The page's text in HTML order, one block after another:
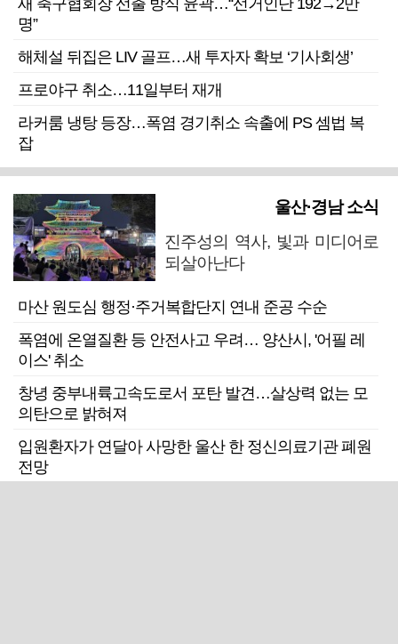
새 축구협회장 선출 방식 윤곽…“선거인단 192→2만
명”
해체설 뒤집은 LIV 골프…새 투자자 확보 ‘기사회생’
프로야구 취소…11일부터 재개
라커룸 냉탕 등장…폭염 경기취소 속출에 PS 셈법 복
잡
울산·경남 소식
진주성의 역사, 빛과 미디어로
되살아난다
마산 원도심 행정·주거복합단지 연내 준공 수순
폭염에 온열질환 등 안전사고 우려… 양산시, '어필 레
이스' 취소
창녕 중부내륙고속도로서 포탄 발견…살상력 없는 모
의탄으로 밝혀져
입원환자가 연달아 사망한 울산 한 정신의료기관 폐원
전망